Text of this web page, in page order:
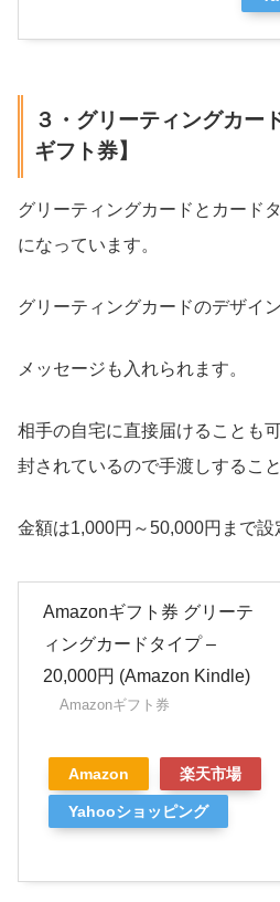
３・グリーティングカー
ギフト券】
グリーティングカードとカード
になっています。
グリーティングカードのデザイ
メッセージも入れられます。
相手の自宅に直接届けることも
封されているので手渡しするこ
金額は1,000円～50,000円まで設
Amazonギフト券 グリーテ
ィングカードタイプ –
20,000円 (Amazon Kindle)
Amazonギフト券
Amazon 楽天市場
Yahooショッピング